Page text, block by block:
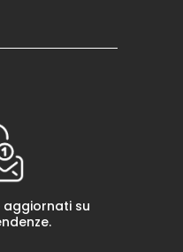
aggiornati su